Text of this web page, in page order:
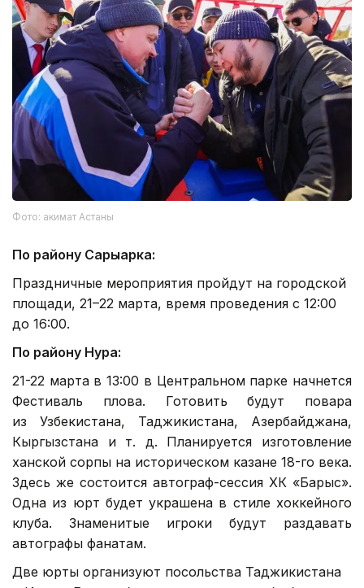
Фото: акимат Астаны
По району Сарыарка:
Праздничные мероприятия пройдут на городской
площади, 21–22 марта, время проведения с 12:00
до 16:00.
По району Нура:
21-22 марта в 13:00 в Центральном парке начнется
Фестиваль плова. Готовить будут повара
из Узбекистана, Таджикистана, Азербайджана,
Кыргызстана и т. д. Планируется изготовление
ханской сорпы на историческом казане 18-го века.
Здесь же состоится автограф-сессия ХК «Барыс».
Одна из юрт будет украшена в стиле хоккейного
клуба. Знаменитые игроки будут раздавать
автографы фанатам.
Две юрты организуют посольства Таджикистана